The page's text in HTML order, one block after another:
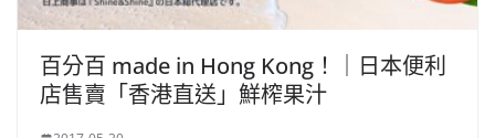
百分百 made in Hong Kong！｜日本便利
店售賣「香港直送」鮮榨果汁